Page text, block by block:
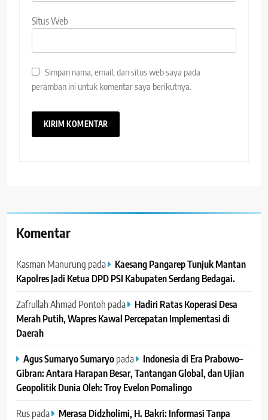
Situs Web
Simpan nama, email, dan situs web saya pada
peramban ini untuk komentar saya berikutnya.
Komentar
Kasman Manurung pada
Kaesang Pangarep Tunjuk Mantan
Kapolres Jadi Ketua DPD PSI Kabupaten Serdang Bedagai. ‎ ‎
Zafrullah Ahmad Pontoh pada
Hadiri Ratas Koperasi Desa
Merah Putih, Wapres Kawal Percepatan Implementasi di
Daerah
Agus Sumaryo Sumaryopada
Indonesia di Era Prabowo–
Gibran: Antara Harapan Besar, Tantangan Global, dan Ujian
Geopolitik Dunia Oleh: Troy Evelon Pomalingo
Ruspada
Merasa Didzholimi, H. Bakri: Informasi Tanpa